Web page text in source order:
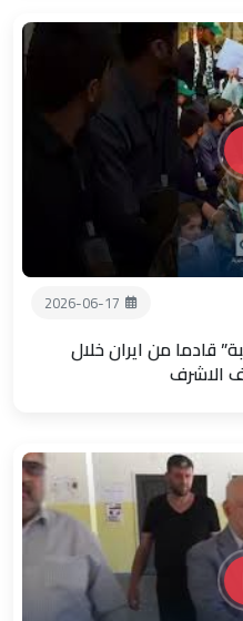
2026-06-17
قادما من ايران خلال
الاشرف